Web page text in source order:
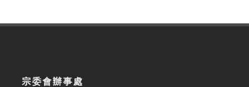
宗委會辦事處